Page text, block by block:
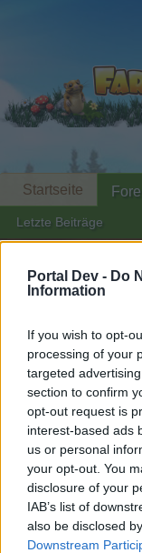
Portal Dev - Do
Information
If you wish to opt-
processing of your
targeted
section to confirm
opt-out request is
interest-based ads
us or personal
your opt-out. You
disclosure of your
IAB’s list of
also be disclosed
Downstream
Mitglieder,
gefällt
Liebe(r) Forum-
wenn Du in
Gesprächen
starten
im Spiel
Spielaccount
Wir freuen uns
unserem Forum!
Startseite
Letzte Beiträge